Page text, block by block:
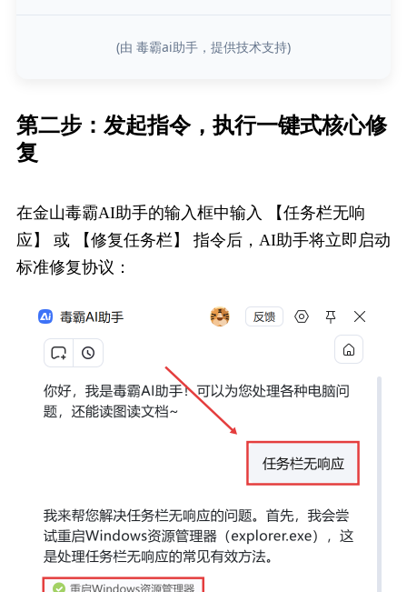
(由 毒霸ai助手，提供技术支持)
第二步：发起指令，执行一键式核心修
复
在金山毒霸AI助手的输入框中输入 【任务栏无响
应】 或 【修复任务栏】 指令后，AI助手将立即启动
标准修复协议：